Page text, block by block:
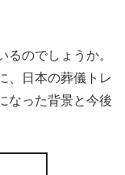
のでしょうか。
、日本の葬儀トレ
なった背景と今後